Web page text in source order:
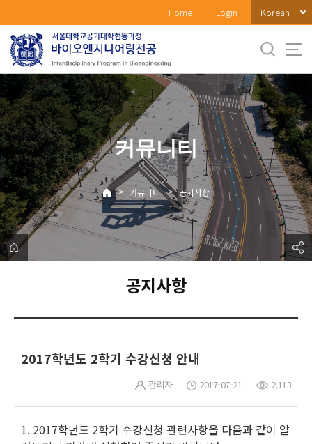
로
메
뉴
Home Login Korean
커뮤니티
> 커뮤니티 > 공지사항
공지사항
2017학년도 2학기 수강신청 안내
관리자 2017-07-21 2,113
1. 2017학년도 2학기 수강신청 관련사항을 다음과 같이 알